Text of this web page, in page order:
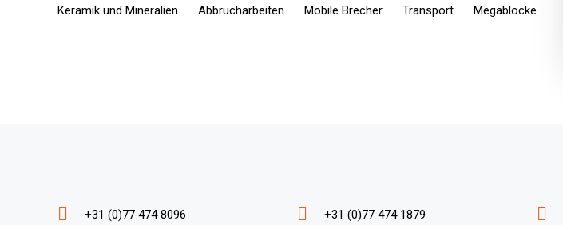
Keramik und Mineralien Abbrucharbeiten Mobile Brecher Transport Megablöcke
+31 (0)77 474 8096 +31 (0)77 474 1879